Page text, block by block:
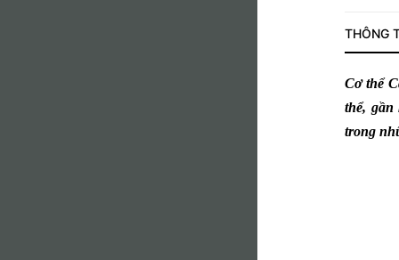
THÔNG
Cơ thể
thể,
trong